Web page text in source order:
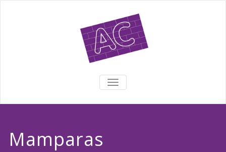
TOGGLE NAVIGATION
Mamparas